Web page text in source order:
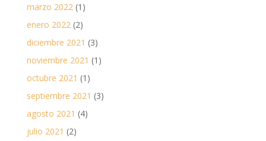
marzo 2022 (1)
enero 2022 (2)
diciembre 2021 (3)
noviembre 2021 (1)
octubre 2021 (1)
septiembre 2021 (3)
agosto 2021 (4)
julio 2021 (2)